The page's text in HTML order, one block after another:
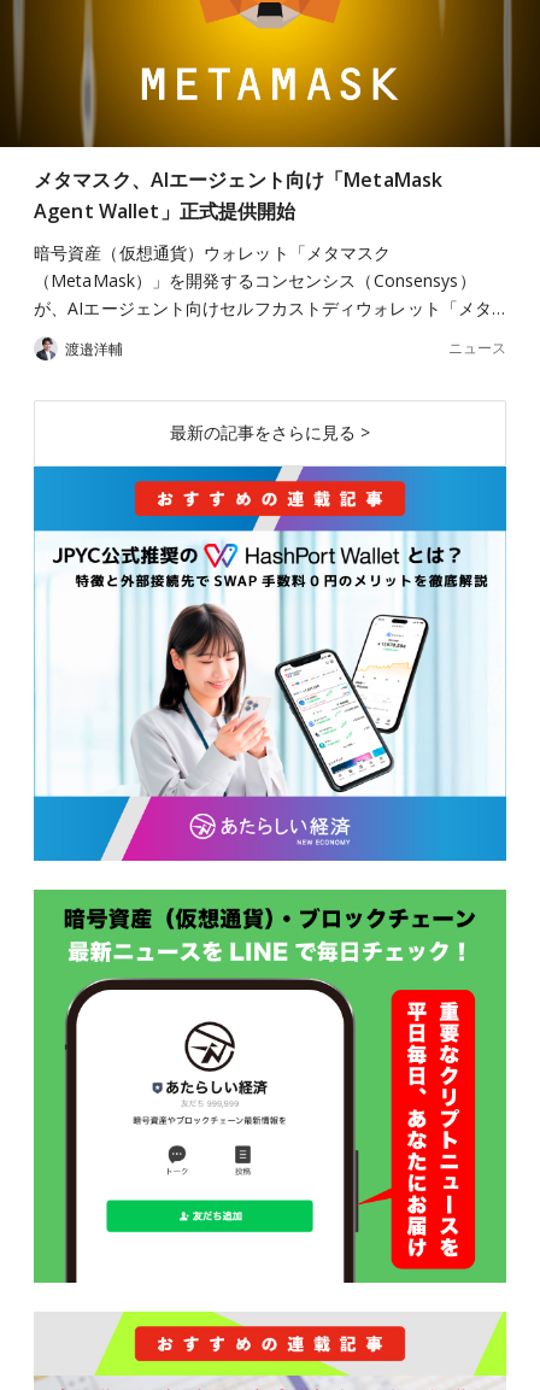
メタマスク、AIエージェント向け「MetaMask
Agent Wallet」正式提供開始
暗号資産（仮想通貨）ウォレット「メタマスク
（MetaMask）」を開発するコンセンシス（Consensys）
が、AIエージェント向けセルフカストディウォレット「メタ…
渡邉洋輔 ニュース
最新の記事をさらに見る >